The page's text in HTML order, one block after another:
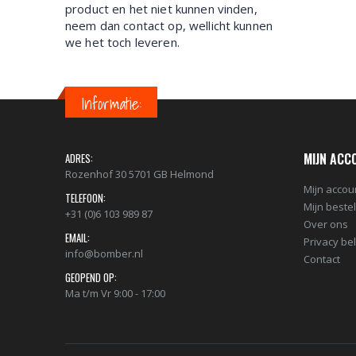
product en het niet kunnen vinden,
neem dan contact op, wellicht kunnen
we het toch leveren.
Informatie:
ADRES:
Rozenhof 30 5701 GB Helmond
TELEFOON:
+31 (0)6 103 989 87
EMAIL:
info@bomber.nl
GEOPEND OP:
Ma t/m Vr 9:00 - 17:00
MIJN
Mijn
Mijn
Over ons
Privacy
Contact